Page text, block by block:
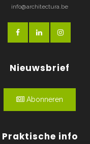
info@architectura.be
Nieuwsbrief
Abonneren
Praktische info